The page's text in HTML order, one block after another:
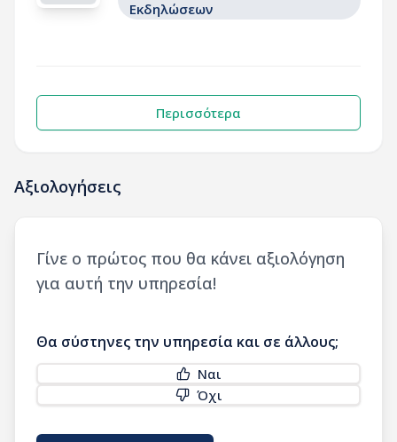
Εκδηλώσεων
Περισσότερα
Αξιολογήσεις
Γίνε ο πρώτος που θα κάνει αξιολόγηση
για αυτή την υπηρεσία!
Θα σύστηνες την υπηρεσία και σε άλλους;
Ναι
Όχι